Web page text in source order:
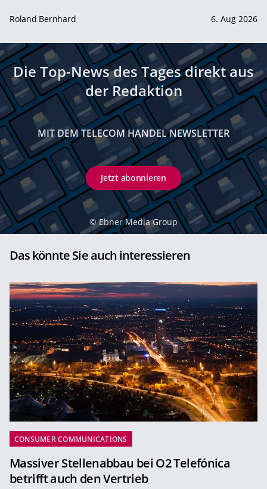
Roland Bernhard 6. Aug 2026
Die Top-News des Tages direkt aus
der Redaktion
MIT DEM TELECOM HANDEL NEWSLETTER
Jetzt abonnieren
© Ebner Media Group
Das könnte Sie auch interessieren
CONSUMER COMMUNICATIONS
Massiver Stellenabbau bei O2 Telefónica
betrifft auch den Vertrieb